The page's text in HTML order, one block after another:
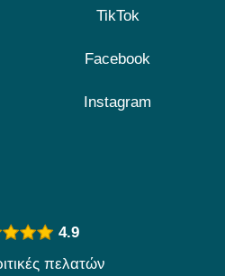
TikTok
Facebook
Instagram
4.9
πελατών